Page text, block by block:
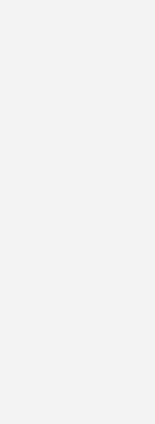
Bayern und Baden-
mit den
in
in der
von der veralteten
um den
zu gewährleisten. Der